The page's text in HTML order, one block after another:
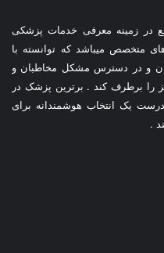
در زمینه معرفی خدمات پزشکی
متخصص میباشد که توانسته با
و در دسترس مشکل مخاطبان و
را برطرف کند . برترین پزشک در
یک انتخاب هوشمندانه برای
.